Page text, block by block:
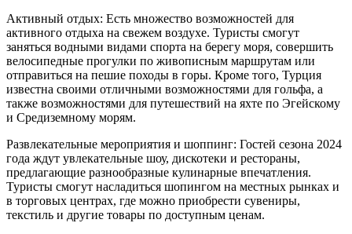
Активный отдых: Есть множество возможностей для
активного отдыха на свежем воздухе. Туристы смогут
заняться водными видами спорта на берегу моря, совершить
велосипедные прогулки по живописным маршрутам или
отправиться на пешие походы в горы. Кроме того, Турция
известна своими отличными возможностями для гольфа, а
также возможностями для путешествий на яхте по Эгейскому
и Средиземному морям.
Развлекательные мероприятия и шоппинг: Гостей сезона 2024
года ждут увлекательные шоу, дискотеки и рестораны,
предлагающие разнообразные кулинарные впечатления.
Туристы смогут насладиться шопингом на местных рынках и
в торговых центрах, где можно приобрести сувениры,
текстиль и другие товары по доступным ценам.